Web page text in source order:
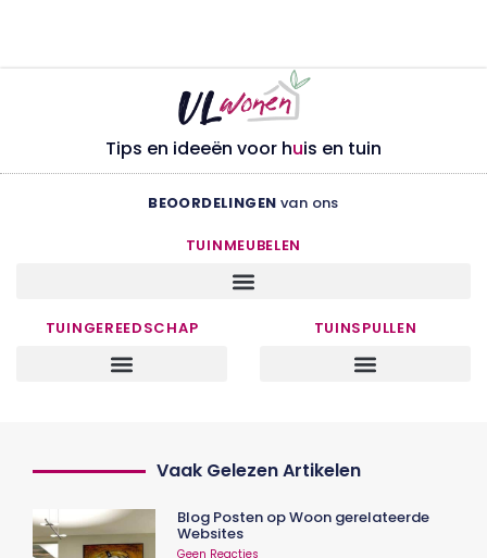
Tips en ideeën voor huis en tuin
BEOORDELINGEN van ons
TUINMEUBELEN
TUINGEREEDSCHAP TUINSPULLEN
Vaak Gelezen Artikelen
Blog Posten op Woon gerelateerde
Websites
Geen Reacties